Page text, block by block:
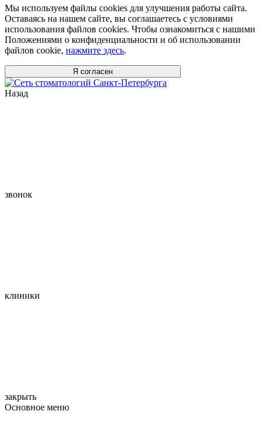
Мы используем файлы cookies для улучшения работы сайта.
Оставаясь на нашем сайте, вы соглашаетесь с условиями
использования файлов cookies. Чтобы ознакомиться с нашими
Положениями о конфиденциальности и об использовании
файлов cookie, нажмите здесь.
Я согласен
Назад
звонок
клиники
закрыть
Основное меню